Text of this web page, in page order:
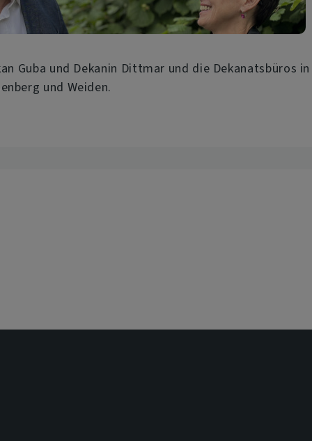
Guba und Dekanin Dittmar und die Dekanatsbüros in
und Weiden.